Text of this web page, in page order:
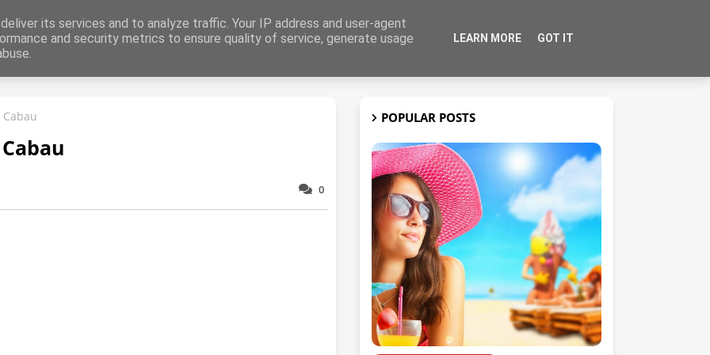
Dieren
0
POPULAR POSTS
its services and to analyze traffic. Your IP address and user-agent
and security metrics to ensure quality of service, generate usage
LEARN MORE GOT IT